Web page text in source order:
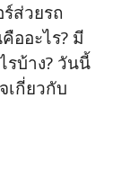
ส่วยรถ
ออะไร? มี
รบ้าง? วันนี้
เกี่ยวกับ